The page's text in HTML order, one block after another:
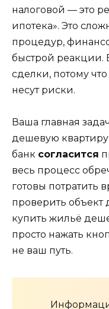
налоговой — это
ипотека». Это
процедур,
быстрой реакции.
сделки, потому
несут риски.
Ваша главная
дешевую
банк согласится
весь процесс
готовы потратить
проверить
купить жильё
просто нажать
не ваш путь.